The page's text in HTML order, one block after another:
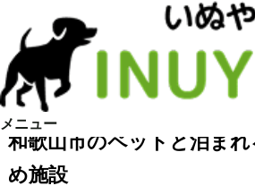
メニュー
和歌山市のペットと泊ま
め施設